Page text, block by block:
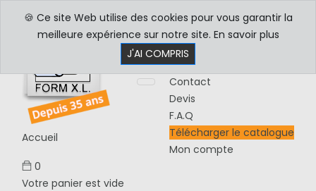
Accueil
Découpe sur mesure
Visitez nos ateliers
Notices de montage
Actualités
Contact
Devis
F.A.Q
Télécharger le catalogue
Mon compte
0
Votre panier est vide
🍪 Ce site Web utilise des cookies pour vous garantir la
meilleure expérience sur notre site. En savoir plus
J'AI COMPRIS